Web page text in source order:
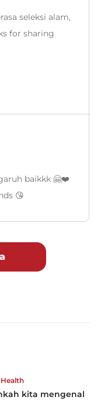
seleksi alam,
for sharing
baikkk 🤗❤️
😘
kita mengenal